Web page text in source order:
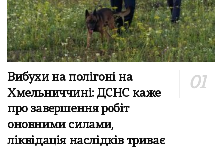
Вибухи на полігоні на
Хмельниччині: ДСНС каже
про завершення робіт
оновними силами,
ліквідація наслідків триває